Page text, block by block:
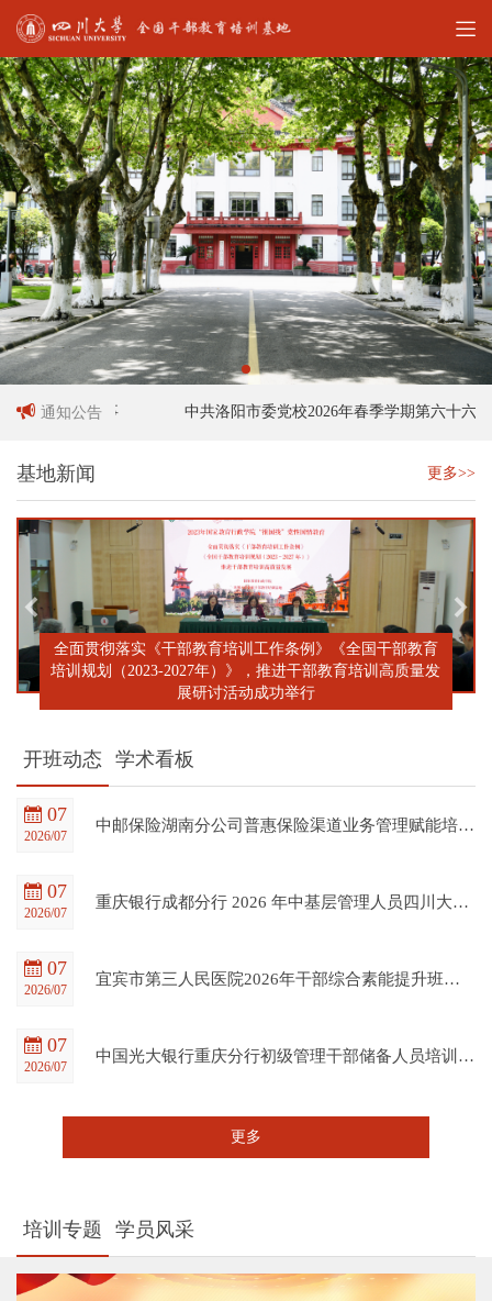
通知公告
员招聘启事 中共洛阳市委党校2026年春季学期第六十六期中
基地新闻 更多>>
全面贯彻落实《干部教育培训工作条例》《全国干部教育
培训规划（2023-2027年）》，推进干部教育培训高质量发
展研讨活动成功举行
开班动态 学术看板
07
2026/07
中邮保险湖南分公司普惠保险渠道业务管理赋能培训班在四川大学全国干部教育培训基地顺利开班
07
2026/07
重庆银行成都分行 2026 年中基层管理人员四川大学培训项目（第一期）在四川大学全国干部教育培训基地顺利开班
07
2026/07
宜宾市第三人民医院2026年干部综合素能提升班在四川大学全国干部教育培训基地顺利开班
07
2026/07
中国光大银行重庆分行初级管理干部储备人员培训班在四川大学全国干部教育培训基地顺利开班
更多
培训专题 学员风采